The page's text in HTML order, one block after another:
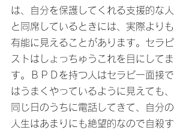
は、自分を保護してくれる支援的な人
と同席しているときには、実際よりも
有能に見えることがあります。セラピ
ストはしょっちゅうこれを目にしてま
す。ＢＰＤを持つ人はセラピー面接で
はうまくやっているように見えても、
同じ日のうちに電話してきて、自分の
人生はあまりにも絶望的なので自殺す